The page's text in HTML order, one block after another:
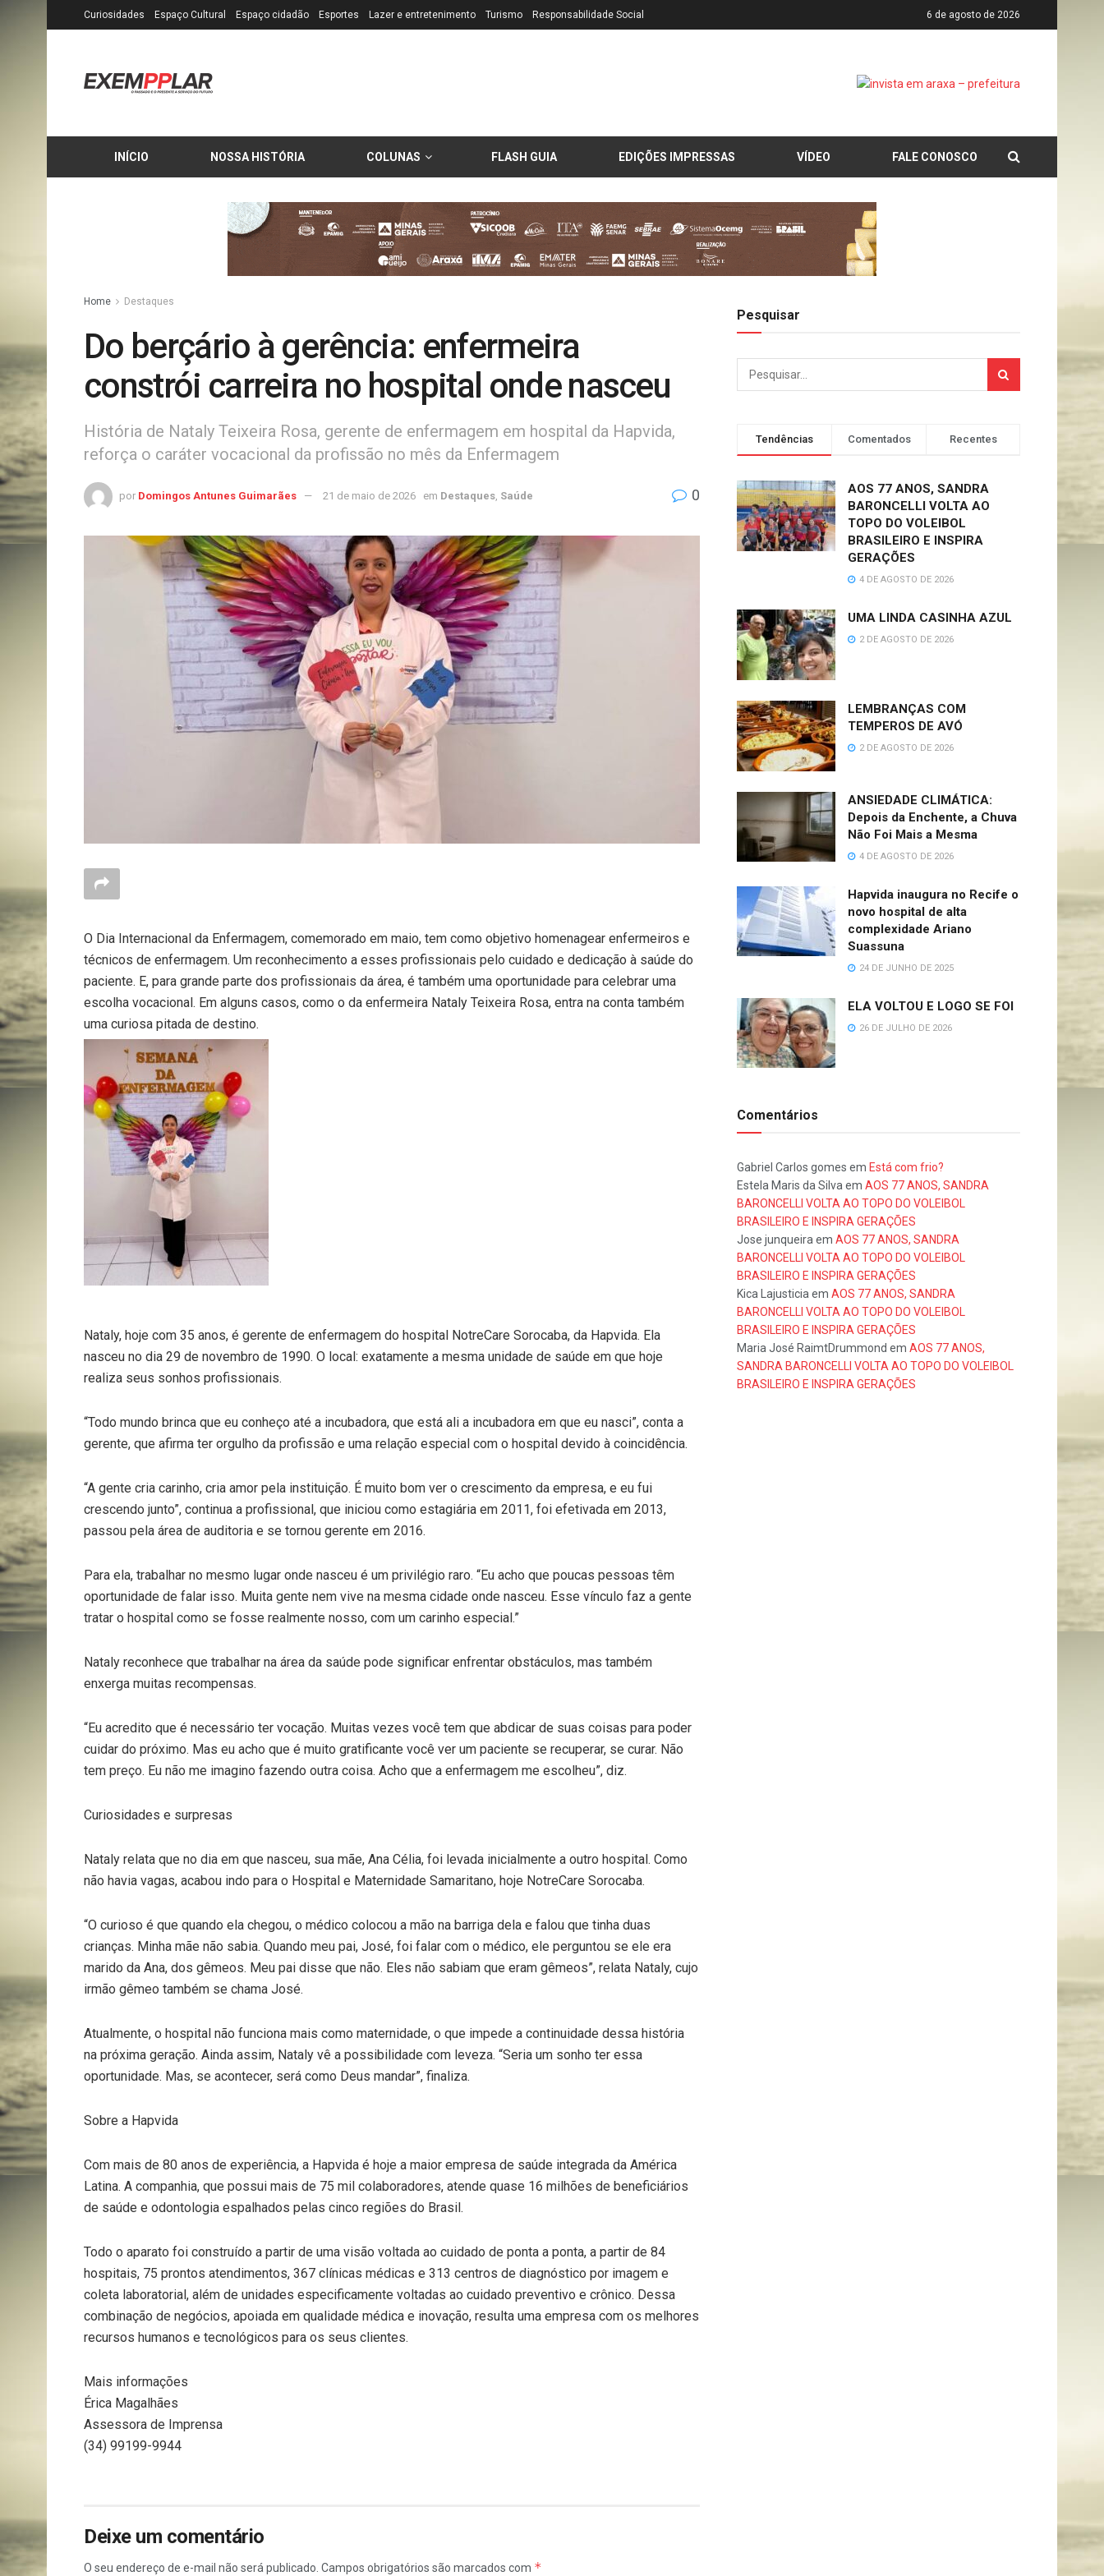
Curiosidades Espaço Cultural Espaço cidadão Esportes Lazer e entretenimento Turismo Responsabilidade Social 6 de agosto de 2026
INÍCIO NOSSA HISTÓRIA COLUNAS FLASH GUIA EDIÇÕES IMPRESSAS VÍDEO FALE CONOSCO
Home Destaques
Do berçário à gerência: enfermeira
constrói carreira no hospital onde nasceu
História de Nataly Teixeira Rosa, gerente de enfermagem em hospital da Hapvida,
reforça o caráter vocacional da profissão no mês da Enfermagem
por Domingos Antunes Guimarães 21 de maio de 2026 em Destaques Saúde 0
O Dia Internacional da Enfermagem, comemorado em maio, tem como objetivo homenagear enfermeiros e
técnicos de enfermagem. Um reconhecimento a esses profissionais pelo cuidado e dedicação à saúde do
paciente. E, para grande parte dos profissionais da área, é também uma oportunidade para celebrar uma
escolha vocacional. Em alguns casos, como o da enfermeira Nataly Teixeira Rosa, entra na conta também
uma curiosa pitada de destino.
Nataly, hoje com 35 anos, é gerente de enfermagem do hospital NotreCare Sorocaba, da Hapvida. Ela
nasceu no dia 29 de novembro de 1990. O local: exatamente a mesma unidade de saúde em que hoje
realiza seus sonhos profissionais.
“Todo mundo brinca que eu conheço até a incubadora, que está ali a incubadora em que eu nasci”, conta a
gerente, que afirma ter orgulho da profissão e uma relação especial com o hospital devido à coincidência.
“A gente cria carinho, cria amor pela instituição. É muito bom ver o crescimento da empresa, e eu fui
crescendo junto”, continua a profissional, que iniciou como estagiária em 2011, foi efetivada em 2013,
passou pela área de auditoria e se tornou gerente em 2016.
Para ela, trabalhar no mesmo lugar onde nasceu é um privilégio raro. “Eu acho que poucas pessoas têm
oportunidade de falar isso. Muita gente nem vive na mesma cidade onde nasceu. Esse vínculo faz a gente
tratar o hospital como se fosse realmente nosso, com um carinho especial.”
Nataly reconhece que trabalhar na área da saúde pode significar enfrentar obstáculos, mas também
enxerga muitas recompensas.
“Eu acredito que é necessário ter vocação. Muitas vezes você tem que abdicar de suas coisas para poder
cuidar do próximo. Mas eu acho que é muito gratificante você ver um paciente se recuperar, se curar. Não
tem preço. Eu não me imagino fazendo outra coisa. Acho que a enfermagem me escolheu”, diz.
Curiosidades e surpresas
Nataly relata que no dia em que nasceu, sua mãe, Ana Célia, foi levada inicialmente a outro hospital. Como
não havia vagas, acabou indo para o Hospital e Maternidade Samaritano, hoje NotreCare Sorocaba.
“O curioso é que quando ela chegou, o médico colocou a mão na barriga dela e falou que tinha duas
crianças. Minha mãe não sabia. Quando meu pai, José, foi falar com o médico, ele perguntou se ele era
marido da Ana, dos gêmeos. Meu pai disse que não. Eles não sabiam que eram gêmeos”, relata Nataly, cujo
irmão gêmeo também se chama José.
Atualmente, o hospital não funciona mais como maternidade, o que impede a continuidade dessa história
na próxima geração. Ainda assim, Nataly vê a possibilidade com leveza. “Seria um sonho ter essa
oportunidade. Mas, se acontecer, será como Deus mandar”, finaliza.
Sobre a Hapvida
Com mais de 80 anos de experiência, a Hapvida é hoje a maior empresa de saúde integrada da América
Latina. A companhia, que possui mais de 75 mil colaboradores, atende quase 16 milhões de beneficiários
de saúde e odontologia espalhados pelas cinco regiões do Brasil.
Todo o aparato foi construído a partir de uma visão voltada ao cuidado de ponta a ponta, a partir de 84
hospitais, 75 prontos atendimentos, 367 clínicas médicas e 313 centros de diagnóstico por imagem e
coleta laboratorial, além de unidades especificamente voltadas ao cuidado preventivo e crônico. Dessa
combinação de negócios, apoiada em qualidade médica e inovação, resulta uma empresa com os melhores
recursos humanos e tecnológicos para os seus clientes.
Mais informações
Érica Magalhães
Assessora de Imprensa
(34) 99199-9944
Deixe um comentário
O seu endereço de e-mail não será publicado. Campos obrigatórios são marcados com *
Pesquisar
Tendências Comentados Recentes
AOS 77 ANOS, SANDRA
BARONCELLI VOLTA AO
TOPO DO VOLEIBOL
BRASILEIRO E INSPIRA
GERAÇÕES
4 DE AGOSTO DE 2026
UMA LINDA CASINHA AZUL
2 DE AGOSTO DE 2026
LEMBRANÇAS COM
TEMPEROS DE AVÓ
2 DE AGOSTO DE 2026
ANSIEDADE CLIMÁTICA:
Depois da Enchente, a Chuva
Não Foi Mais a Mesma
4 DE AGOSTO DE 2026
Hapvida inaugura no Recife o
novo hospital de alta
complexidade Ariano
Suassuna
24 DE JUNHO DE 2025
ELA VOLTOU E LOGO SE FOI
26 DE JULHO DE 2026
Comentários
Gabriel Carlos gomes em Está com frio?
Estela Maris da Silvaem AOS 77 ANOS, SANDRA
BARONCELLI VOLTA AO TOPO DO VOLEIBOL
BRASILEIRO E INSPIRA GERAÇÕES
Jose junqueiraem AOS 77 ANOS, SANDRA
BARONCELLI VOLTA AO TOPO DO VOLEIBOL
BRASILEIRO E INSPIRA GERAÇÕES
Kica Lajusticiaem AOS 77 ANOS, SANDRA
BARONCELLI VOLTA AO TOPO DO VOLEIBOL
BRASILEIRO E INSPIRA GERAÇÕES
Maria José RaimtDrummond em AOS 77 ANOS,
SANDRA BARONCELLI VOLTA AO TOPO DO VOLEIBOL
BRASILEIRO E INSPIRA GERAÇÕES